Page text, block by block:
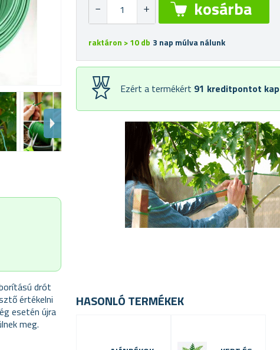
raktáron > 10 db 3 nap múlva nálunk
Ezért a termékért 91 kreditpontot kap
drót
értékelni
esetén újra
meg.
HASONLÓ TERMÉKEK